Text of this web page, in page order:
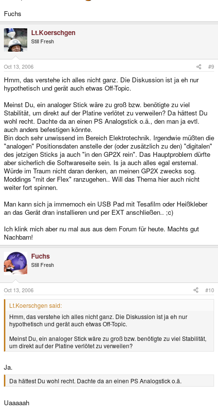
Fuchs
Lt.Koerschgen
Still Fresh
Oct 13, 2006 #9
Hmm, das verstehe ich alles nicht ganz. Die Diskussion ist ja eh nur
hypothetisch und gerät auch etwas Off-Topic.
Meinst Du, ein analoger Stick wäre zu groß bzw. benötigte zu viel
Stabilität, um direkt auf der Platine verlötet zu verweilen? Da hättest Du
wohl recht. Dachte da an einen PS Analogstick o.ä., den man ja evtl.
auch anders befestigen könnte.
Bin doch sehr unwissend im Bereich Elektrotechnik. Irgendwie müßten die
"analogen" Positionsdaten anstelle der (oder zusätzlich zu den) "digitalen"
des jetzigen Sticks ja auch "in den GP2X rein". Das Hauptproblem dürfte
aber sicherlich die Softwareseite sein. Is ja auch alles egal erstemal.
Würde im Traum nicht daran denken, an meinen GP2X zwecks sog.
Moddings "mit der Flex" ranzugehen.. Will das Thema hier auch nicht
weiter fort spinnen.
Man kann sich ja immernoch ein USB Pad mit Tesafilm oder Heißkleber
an das Gerät dran installieren und per EXT anschließen.. ;c)
Ich klink mich aber nu mal aus aus dem Forum für heute. Machts gut
Nachbarn!
Fuchs
Still Fresh
Oct 13, 2006 #10
Lt.Koerschgen said:
Hmm, das verstehe ich alles nicht ganz. Die Diskussion ist ja eh nur
hypothetisch und gerät auch etwas Off-Topic.
Meinst Du, ein analoger Stick wäre zu groß bzw. benötigte zu viel Stabilität,
um direkt auf der Platine verlötet zu verweilen?
Ja.
Da hättest Du wohl recht. Dachte da an einen PS Analogstick o.ä.
Uaaaaah